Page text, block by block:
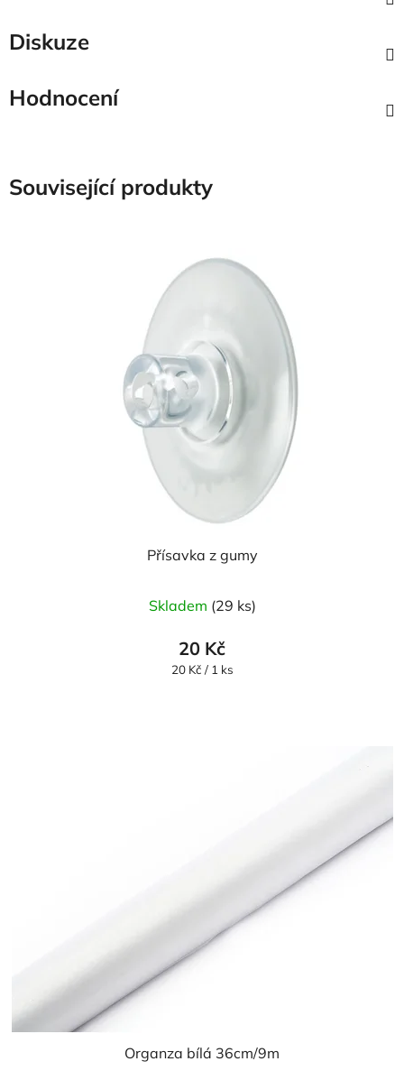
Diskuze
Hodnocení
Související produkty
Přísavka z gumy
hodnocení
produktu
je
Skladem (29 ks)
20 Kč
Měrná
20 Kč / 1 ks
Organza bílá 36cm/9m